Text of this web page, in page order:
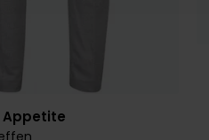
Appetite